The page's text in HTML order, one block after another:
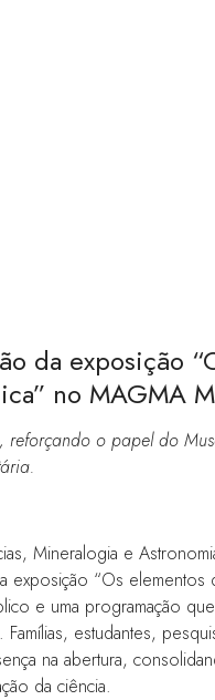
da exposição
no MAGMA
reforçando o papel do
Mineralogia e
“Os elementos
e uma programação
estudantes,
na abertura,
da ciência.